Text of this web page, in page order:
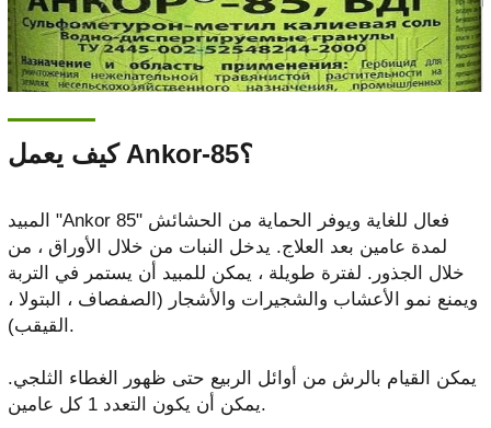
كيف يعمل Ankor-85؟
المبيد "Ankor 85" فعال للغاية ويوفر الحماية من الحشائش
لمدة عامين بعد العلاج. يدخل النبات من خلال الأوراق ، من
خلال الجذور. لفترة طويلة ، يمكن للمبيد أن يستمر في التربة
ويمنع نمو الأعشاب والشجيرات والأشجار (الصفصاف ، البتولا ،
القيقب).
يمكن القيام بالرش من أوائل الربيع حتى ظهور الغطاء الثلجي.
يمكن أن يكون التعدد 1 كل عامين.